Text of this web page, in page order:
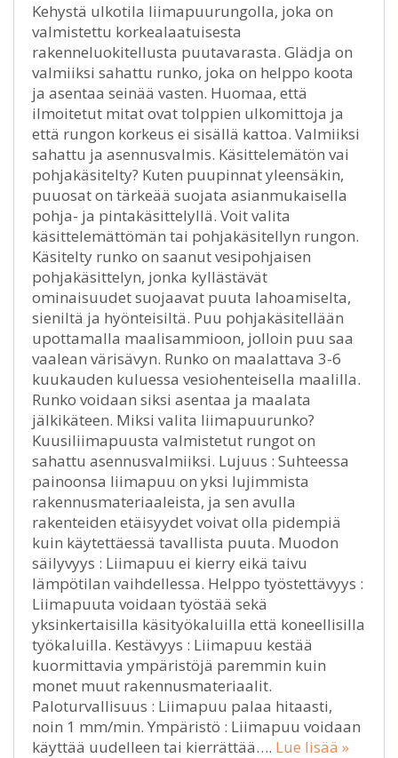
Kehystä ulkotila liimapuurungolla, joka on
valmistettu korkealaatuisesta
rakenneluokitellusta puutavarasta. Glädja on
valmiiksi sahattu runko, joka on helppo koota
ja asentaa seinää vasten. Huomaa, että
ilmoitetut mitat ovat tolppien ulkomittoja ja
että rungon korkeus ei sisällä kattoa. Valmiiksi
sahattu ja asennusvalmis. Käsittelemätön vai
pohjakäsitelty? Kuten puupinnat yleensäkin,
puuosat on tärkeää suojata asianmukaisella
pohja- ja pintakäsittelyllä. Voit valita
käsittelemättömän tai pohjakäsitellyn rungon.
Käsitelty runko on saanut vesipohjaisen
pohjakäsittelyn, jonka kyllästävät
ominaisuudet suojaavat puuta lahoamiselta,
sieniltä ja hyönteisiltä. Puu pohjakäsitellään
upottamalla maalisammioon, jolloin puu saa
vaalean värisävyn. Runko on maalattava 3-6
kuukauden kuluessa vesiohenteisella maalilla.
Runko voidaan siksi asentaa ja maalata
jälkikäteen. Miksi valita liimapuurunko?
Kuusiliimapuusta valmistetut rungot on
sahattu asennusvalmiiksi. Lujuus : Suhteessa
painoonsa liimapuu on yksi lujimmista
rakennusmateriaaleista, ja sen avulla
rakenteiden etäisyydet voivat olla pidempiä
kuin käytettäessä tavallista puuta. Muodon
säilyvyys : Liimapuu ei kierry eikä taivu
lämpötilan vaihdellessa. Helppo työstettävyys :
Liimapuuta voidaan työstää sekä
yksinkertaisilla käsityökaluilla että koneellisilla
työkaluilla. Kestävyys : Liimapuu kestää
kuormittavia ympäristöjä paremmin kuin
monet muut rakennusmateriaalit.
Paloturvallisuus : Liimapuu palaa hitaasti,
noin 1 mm/min. Ympäristö : Liimapuu voidaan
käyttää uudelleen tai kierrättää…. Lue lisää »